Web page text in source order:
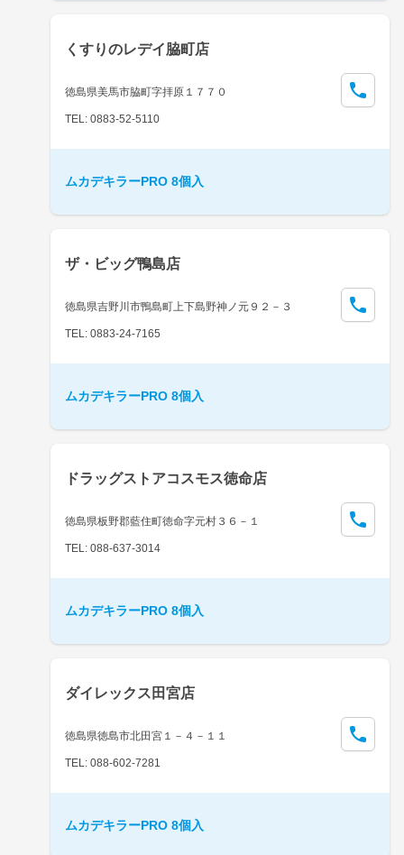
くすりのレデイ脇町店
徳島県美馬市脇町字拝原１７７０
TEL: 0883-52-5110
ムカデキラーPRO 8個入
ザ・ビッグ鴨島店
徳島県吉野川市鴨島町上下島野神ノ元９２－３
TEL: 0883-24-7165
ムカデキラーPRO 8個入
ドラッグストアコスモス徳命店
徳島県板野郡藍住町徳命字元村３６－１
TEL: 088-637-3014
ムカデキラーPRO 8個入
ダイレックス田宮店
徳島県徳島市北田宮１－４－１１
TEL: 088-602-7281
ムカデキラーPRO 8個入